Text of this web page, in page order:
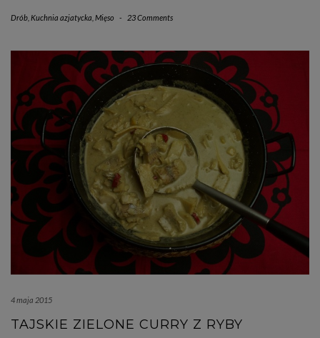
Drób Kuchnia azjatycka Mięso - 23 Comments
4 maja 2015
TAJSKIE ZIELONE CURRY Z RYBY